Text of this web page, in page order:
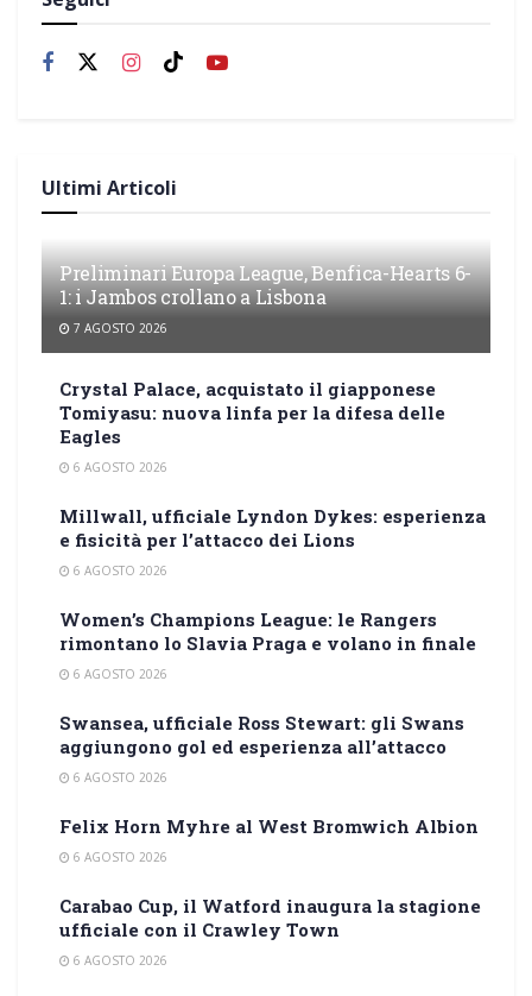
Ultimi Articoli
Preliminari Europa League, Benfica-Hearts 6-
1: i Jambos crollano a Lisbona
7 AGOSTO 2026
Crystal Palace, acquistato il giapponese
Tomiyasu: nuova linfa per la difesa delle
Eagles
6 AGOSTO 2026
Millwall, ufficiale Lyndon Dykes: esperienza
e fisicità per l’attacco dei Lions
6 AGOSTO 2026
Women’s Champions League: le Rangers
rimontano lo Slavia Praga e volano in finale
6 AGOSTO 2026
Swansea, ufficiale Ross Stewart: gli Swans
aggiungono gol ed esperienza all’attacco
6 AGOSTO 2026
Felix Horn Myhre al West Bromwich Albion
6 AGOSTO 2026
Carabao Cup, il Watford inaugura la stagione
ufficiale con il Crawley Town
6 AGOSTO 2026